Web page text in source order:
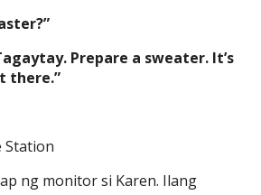
Prepare a sweater. It’s
there.”
Station
ng monitor si Karen. Ilang